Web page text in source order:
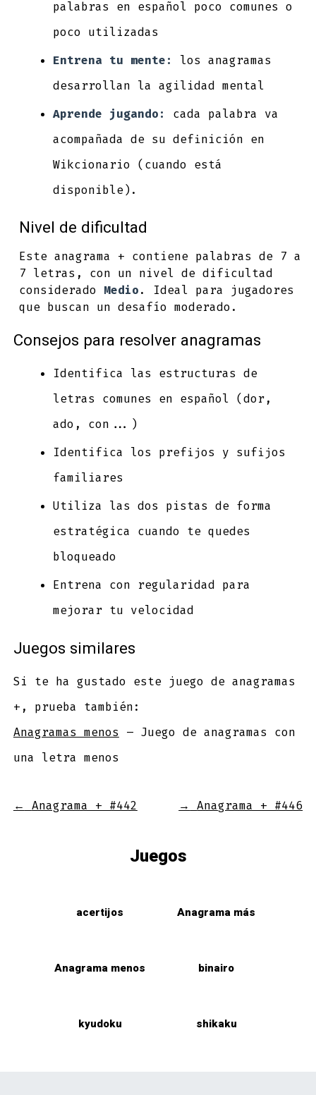
palabras en español poco comunes o
poco utilizadas
Entrena tu mente:
los anagramas
desarrollan la agilidad mental
Aprende jugando:
cada palabra va
acompañada de su definición en
Wikcionario (cuando está
disponible).
Nivel de dificultad
Este anagrama + contiene palabras de 7 a
7 letras, con un nivel de dificultad
considerado Medio. Ideal para jugadores
que buscan un desafío moderado.
Consejos para resolver anagramas
Identifica las estructuras de
letras comunes en español (dor,
ado, con...)
Identifica los prefijos y sufijos
familiares
Utiliza las dos pistas de forma
estratégica cuando te quedes
bloqueado
Entrena con regularidad para
mejorar tu velocidad
Juegos similares
Si te ha gustado este juego de anagramas
+, prueba también:
Anagramas menos – Juego de anagramas con
una letra menos
← Anagrama + #442 → Anagrama + #446
Juegos
acertijos Anagrama más
Anagrama menos binairo
kyudoku shikaku